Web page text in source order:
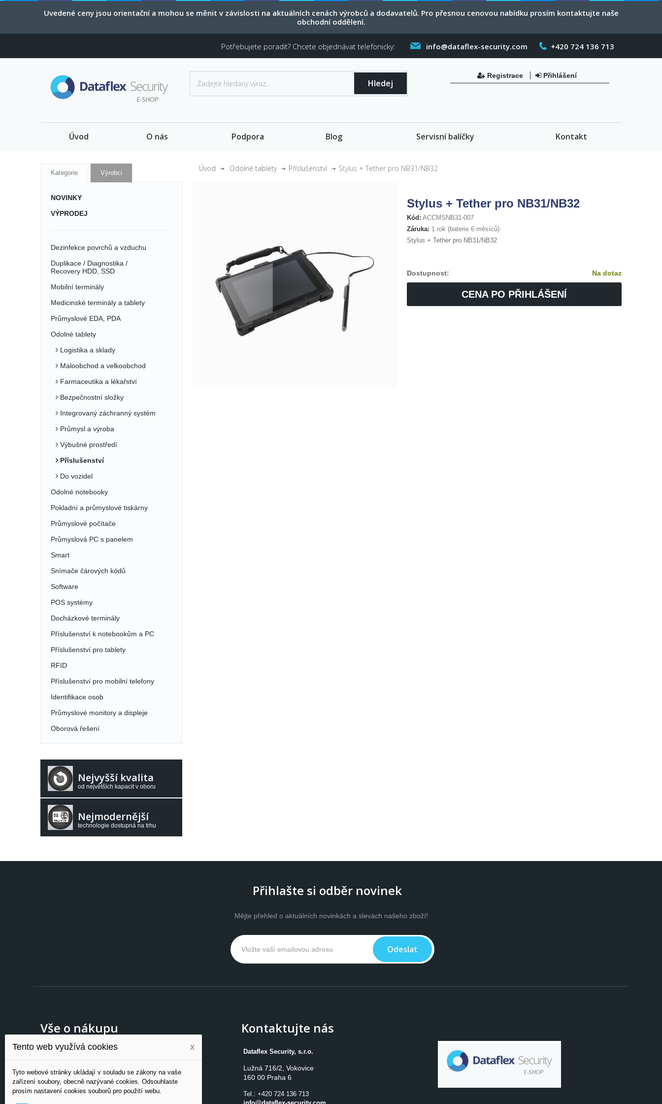
Uvedené ceny jsou orientační a mohou se měnit v závislosti na aktuálních cenách výrobců a dodavatelů. Pro přesnou cenovou nabídku prosím kontaktujte naše
obchodní oddělení.
Potřebujete poradit? Chcete objednávat telefonicky: +420 724 136 713
info@dataflex-security.com
Hledej
Registrace Přihlášení
Úvod O nás Podpora Blog Servisní balíčky Kontakt
Kategorie Výrobci
NOVINKY
VÝPRODEJ
Dezinfekce povrchů a vzduchu
Duplikace / Diagnostika /
Recovery HDD, SSD
Mobilní terminály
Medicinské terminály a tablety
Průmyslové EDA, PDA
Odolné tablety
Logistika a sklady
Maloobchod a velkoobchod
Farmaceutika a lékařství
Bezpečnostní složky
Integrovaný záchranný systém
Průmysl a výroba
Výbušné prostředí
Příslušenství
Do vozidel
Odolné notebooky
Pokladní a průmyslové tiskárny
Průmyslové počítače
Průmyslová PC s panelem
Smart
Snímače čárových kódů
Software
POS systémy
Docházkové terminály
Příslušenství k notebookům a PC
Příslušenství pro tablety
RFID
Příslušenství pro mobilní telefony
Identifikace osob
Průmyslové monitory a displeje
Oborová řešení
Nejvyšší kvalita
od největších kapacit v oboru
Nejmodernější
technologie dostupná na trhu
Úvod Odolné tablety Příslušenství Stylus + Tether pro NB31/NB32
Stylus + Tether pro NB31/NB32
Kód: ACCMSNB31-007
Záruka: 1 rok (baterie 6 měsíců)
Stylus + Tether pro NB31/NB32
Dostupnost: Na dotaz
CENA PO PŘIHLÁŠENÍ
Přihlašte si odběr novinek
Mějte přehled o aktuálních novinkách a slevách našeho zboží!
Odeslat
Vše o nákupu
Novinky
Kontakty
Doprava a platba
Kontaktujte nás
Dataflex Security, s.r.o.
Lužná 716/2, Vokovice
160 00 Praha 6
Tel.:+420 724 136 713
Tento web využívá cookies x
Tyto webové stránky ukládají v souladu se zákony na vaše
zařízení soubory, obecně nazývané cookies. Odsouhlaste
prosím nastavení cookies souborů pro použití webu.